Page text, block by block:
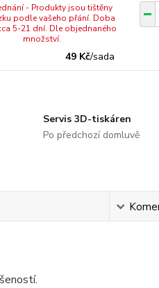
49 Kč/sada
- Produkty jsou tištěny
podle vašeho přání. Doba
5-21 dní. Dle objednaného
množství.
Servis 3D-tiskáren
Po předchozí domluvě